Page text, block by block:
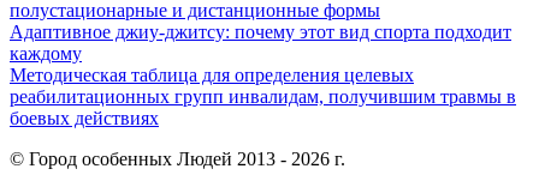
полустационарные и дистанционные формы
Адаптивное джиу-джитсу: почему этот вид спорта подходит
каждому
Методическая таблица для определения целевых
реабилитационных групп инвалидам, получившим травмы в
боевых действиях
© Город особенных Людей 2013 - 2026 г.